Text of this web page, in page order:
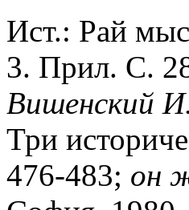
Ист.: Рай
3. Прил. С.
Вишенский
Три
476-483; он